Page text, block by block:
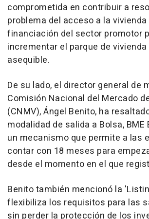
comprometida en contribuir a
problema del acceso a la
financiación del sector promotor
incrementar el parque de
asequible.
De su lado, el director general de
Comisión Nacional del Mercado
(CNMV), Ángel Benito, ha
modalidad de salida a Bolsa, BME
un mecanismo que permite a las
contar con 18 meses para
desde el momento en el que
Benito también mencionó la
flexibiliza los requisitos para las
sin perder la protección de los